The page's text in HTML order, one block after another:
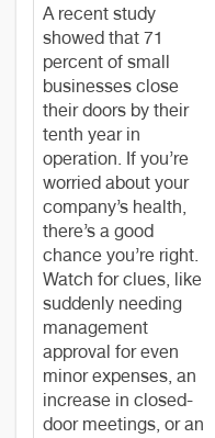
A recent study
showed that 71
percent of small
businesses close
their doors by their
tenth year in
operation. If you’re
worried about your
company’s health,
there’s a good
chance you’re right.
Watch for clues, like
suddenly needing
management
approval for even
minor expenses, an
increase in closed-
door meetings, or an